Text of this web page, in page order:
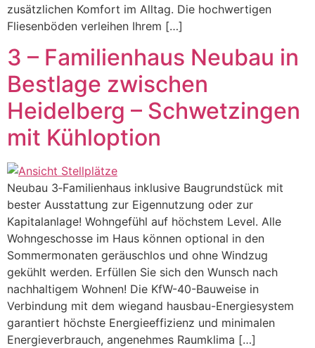
zusätzlichen Komfort im Alltag. Die hochwertigen
Fliesenböden verleihen Ihrem […]
3 – Familienhaus Neubau in
Bestlage zwischen
Heidelberg – Schwetzingen
mit Kühloption
Neubau 3‑Familienhaus inklusive Baugrundstück mit
bester Ausstattung zur Eigennutzung oder zur
Kapitalanlage! Wohngefühl auf höchstem Level. Alle
Wohngeschosse im Haus können optional in den
Sommermonaten geräuschlos und ohne Windzug
gekühlt werden. Erfüllen Sie sich den Wunsch nach
nachhaltigem Wohnen! Die KfW-40-Bauweise in
Verbindung mit dem wiegand hausbau-Energiesystem
garantiert höchste Energieeffizienz und minimalen
Energieverbrauch, angenehmes Raumklima […]